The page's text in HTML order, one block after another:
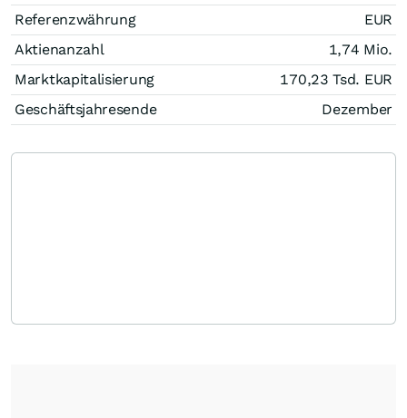
Referenzwährung
EUR
Aktienanzahl
1,74 Mio.
Marktkapitalisierung
170,23 Tsd. EUR
Geschäftsjahresende
Dezember